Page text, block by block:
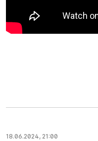
18.06.2024, 21:00